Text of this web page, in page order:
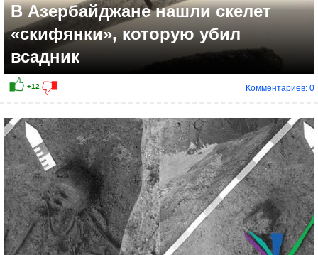
+4
В Азербайджане нашли скелет
«скифянки», которую убил
всадник
Комментариев: 0